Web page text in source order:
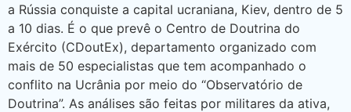
a Rússia conquiste a capital ucraniana, Kiev, dentro de 5
a 10 dias. É o que prevê o Centro de Doutrina do
Exército (CDoutEx), departamento organizado com
mais de 50 especialistas que tem acompanhado o
conflito na Ucrânia por meio do “Observatório de
Doutrina”. As análises são feitas por militares da ativa,